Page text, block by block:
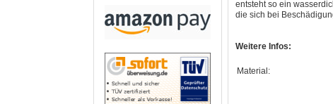
entsteht so ein
die sich bei
Weitere Infos:
Material: